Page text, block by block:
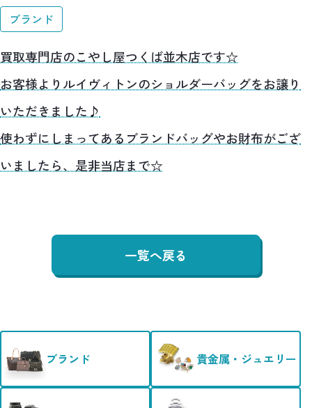
ブランド
買取専門店のこやし屋つくば並木店です☆
お客様よりルイヴィトンのショルダーバッグをお譲り
いただきました♪
使わずにしまってあるブランドバッグやお財布がござ
いましたら、是非当店まで☆
一覧へ戻る
ブランド 貴金属・ジュエリー